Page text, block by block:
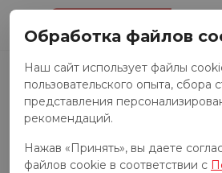
Запчасти к
Запчасти к грузовым
Обработка файлов
Наш сайт использует файлы
пользовательского опыта, сбора
представления
рекомендаций.
Нажав «Принять», вы даете
файлов cookie в соответствии с